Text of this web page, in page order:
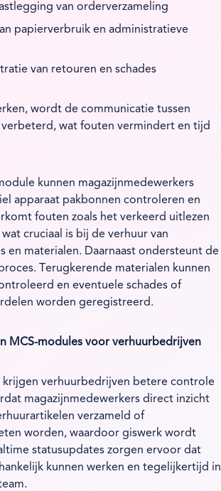
van orderverzameling
papierverbruik en administratieve
van retouren en schades
wordt de communicatie tussen
wat fouten vermindert en tijd
kunnen magazijnmedewerkers
apparaat pakbonnen controleren en
fouten zoals het verkeerd uitlezen
cruciaal is bij de verhuur van
en materialen. Daarnaast ondersteunt de
Terugkerende materialen kunnen
en eventuele schades of
worden geregistreerd.
MCS-modules voor verhuurbedrijven
krijgen verhuurbedrijven betere controle
magazijnmedewerkers direct inzicht
verzameld of
worden, waardoor giswerk wordt
statusupdates zorgen ervoor dat
kunnen werken en tegelijkertijd in